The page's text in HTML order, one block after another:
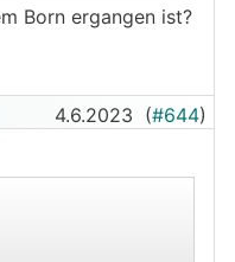
Born ergangen ist?
4.6.2023 (#644)